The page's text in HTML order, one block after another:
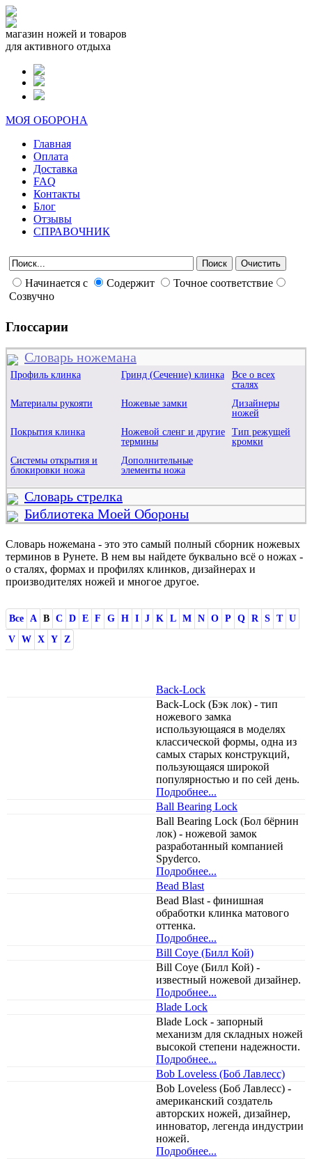
магазин ножей и товаров
для активного отдыха
МОЯ ОБОРОНА
Главная
Оплата
Доставка
FAQ
Контакты
Блог
Отзывы
СПРАВОЧНИК
Начинается с Содержит
Точное соответствие
Созвучно
Глоссарии
Словарь ножемана
Профиль клинка Гринд (Сечение) клинка Все о всех
сталях
Материалы рукояти Ножевые замки Дизайнеры
ножей
Покрытия клинка Ножевой сленг и другие
термины
Тип режущей
кромки
Системы открытия и
блокировки ножа
Дополнительные
элементы ножа
Словарь стрелка
Библиотека Моей Обороны
Словарь ножемана - это это самый полный сборник ножевых
терминов в Рунете. В нем вы найдете буквально всё о ножах -
о сталях, формах и профилях клинков, дизайнерах и
производителях ножей и многое другое.
Все A B C D E F G H I J K L M N O P Q R S T U
V W X Y Z
Back-Lock
Back-Lock (Бэк лок) - тип
ножевого замка
использующаяся в моделях
классической формы, одна из
самых старых конструкций,
пользующаяся широкой
популярностью и по сей день.
Подробнее...
Ball Bearing Lock
Ball Bearing Lock (Бол бёрнин
лок) - ножевой замок
разработанный компанией
Spyderco.
Подробнее...
Bead Blast
Bead Blast - финишная
обработки клинка матового
оттенка.
Подробнее...
Bill Coye (Билл Кой)
Bill Coye (Билл Кой) -
известный ножевой дизайнер.
Подробнее...
Blade Lock
Blade Lock - запорный
механизм для складных ножей
высокой степени надежности.
Подробнее...
Bob Loveless (Боб Лавлесс)
Bob Loveless (Боб Лавлесс) -
американский создатель
авторских ножей, дизайнер,
инноватор, легенда индустрии
ножей.
Подробнее...